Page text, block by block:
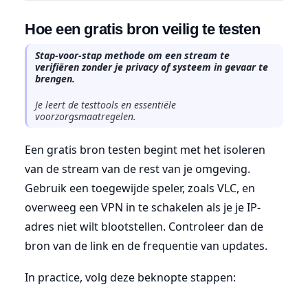
Hoe een gratis bron veilig te testen
Stap-voor-stap methode om een stream te
verifiëren zonder je privacy of systeem in gevaar te
brengen.
Je leert de testtools en essentiële
voorzorgsmaatregelen.
Een gratis bron testen begint met het isoleren
van de stream van de rest van je omgeving.
Gebruik een toegewijde speler, zoals VLC, en
overweeg een VPN in te schakelen als je je IP-
adres niet wilt blootstellen. Controleer dan de
bron van de link en de frequentie van updates.
In practice, volg deze beknopte stappen: